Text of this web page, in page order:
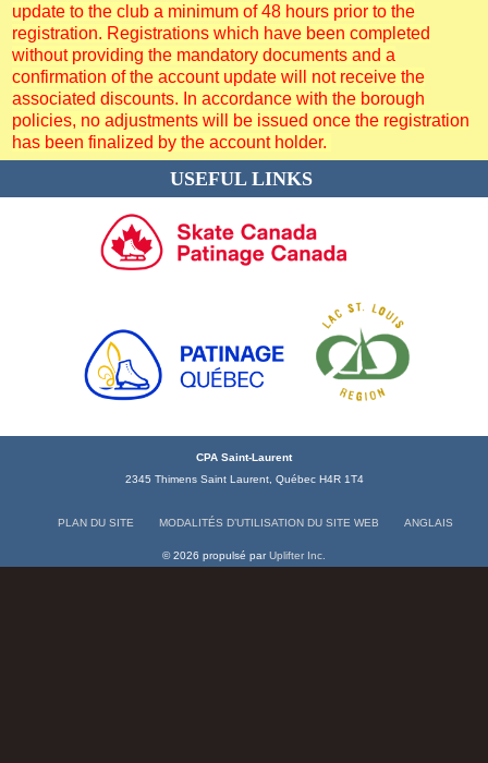
update to the club a minimum of 48 hours prior to the
registration. Registrations which have been completed
without providing the mandatory documents and a
confirmation of the account update will not receive the
associated discounts. In accordance with the borough
policies, no adjustments will be issued once the registration
has been finalized by the account holder.
USEFUL LINKS
CPA Saint-Laurent
2345 Thimens Saint Laurent, Québec H4R 1T4
PLAN DU SITE MODALITÉS D’UTILISATION DU SITE WEB ANGLAIS
© 2026 propulsé parUplifter Inc.